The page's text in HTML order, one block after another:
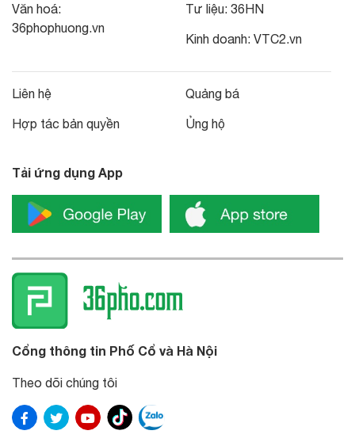
Văn hoá:
36phophuong.vn
Tư liệu: 36HN
Kinh doanh: VTC2.vn
Liên hệ
Hợp tác bản quyền
Quảng bá
Ủng hộ
Tải ứng dụng App
Cổng thông tin Phố Cổ và Hà Nội
Theo dõi chúng tôi